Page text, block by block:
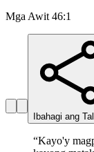
Mga Awit 46:1
Ibahagi ang
“Kayo'y